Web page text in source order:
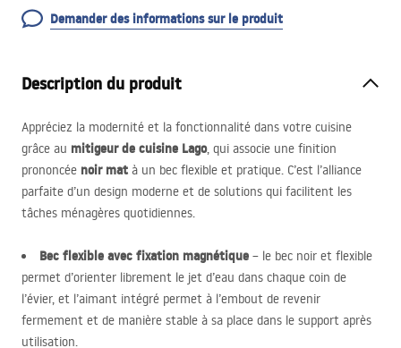
Demander des informations sur le produit
Description du produit
Appréciez la modernité et la fonctionnalité dans votre cuisine
grâce au mitigeur de cuisine Lago, qui associe une finition
prononcée noir mat à un bec flexible et pratique. C’est l’alliance
parfaite d’un design moderne et de solutions qui facilitent les
tâches ménagères quotidiennes.
Bec flexible avec fixation magnétique – le bec noir et flexible
permet d’orienter librement le jet d’eau dans chaque coin de
l’évier, et l’aimant intégré permet à l’embout de revenir
fermement et de manière stable à sa place dans le support après
utilisation.